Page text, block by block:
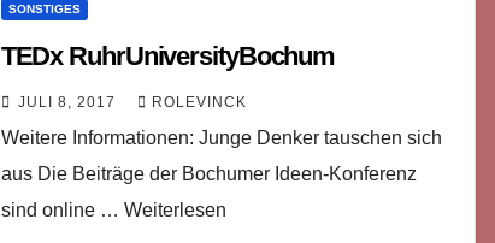
SONSTIGES
TEDx RuhrUniversityBochum
JULI 8, 2017 ROLEVINCK
Weitere Informationen: Junge Denker tauschen sich
aus Die Beiträge der Bochumer Ideen-Konferenz
sind online … Weiterlesen